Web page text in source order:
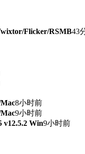
Flicker/RSMB43
8小时前
9小时前
v12.5.2 Win9小时前